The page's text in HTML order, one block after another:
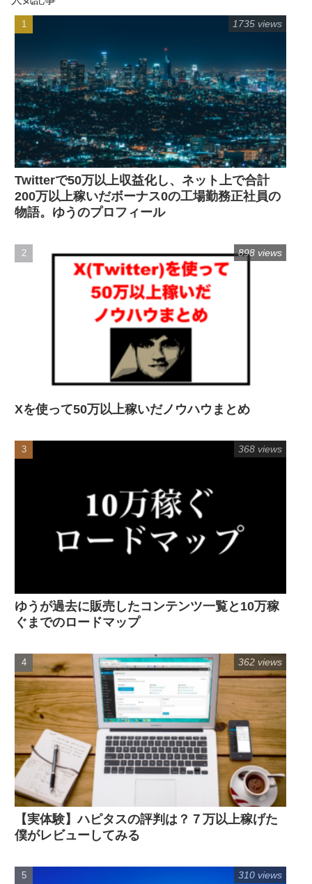
Twitterで50万以上収益化し、ネット上で合計
200万以上稼いだボーナス0の工場勤務正社員の
物語。ゆうのプロフィール
1735 views
Xを使って50万以上稼いだノウハウまとめ
898 views
ゆうが過去に販売したコンテンツ一覧と10万稼
ぐまでのロードマップ
368 views
【実体験】ハピタスの評判は？７万以上稼げた
僕がレビューしてみる
362 views
310 views